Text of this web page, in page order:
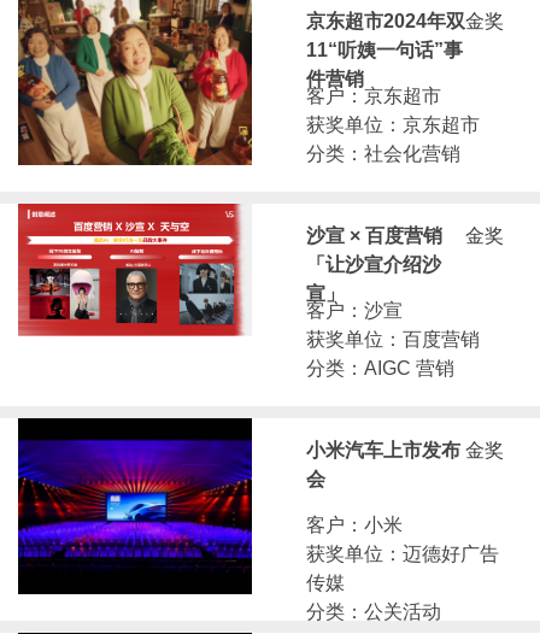
金奖
京东超市2024年双
11“听姨一句话”事
件营销
客户：京东超市
获奖单位：京东超市
分类：社会化营销
金奖
沙宣 × 百度营销
「让沙宣介绍沙
宣」
客户：沙宣
获奖单位：百度营销
分类：AIGC 营销
金奖
小米汽车上市发布
会
客户：小米
获奖单位：迈德好广告
传媒
分类：公关活动